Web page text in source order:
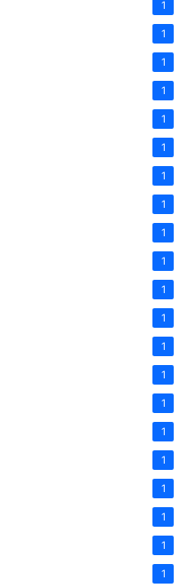
1
1
1
1
1
1
1
1
1
1
1
1
1
1
1
1
1
1
1
1
1